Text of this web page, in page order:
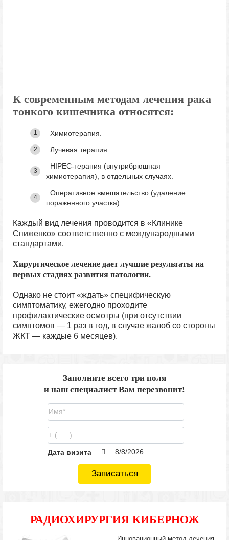
К современным методам лечения рака
тонкого кишечника относятся:
Химиотерапия.
Лучевая терапия.
HIPEC-терапия (внутрибрюшная
химиотерапия), в отдельных случаях.
Оперативное вмешательство (удаление
пораженного участка).
Каждый вид лечения проводится в «Клинике
Спиженко» соответственно с международными
стандартами.
Хирургическое лечение дает лучшие результаты на
первых стадиях развития патологии.
Однако не стоит «ждать» специфическую
симптоматику, ежегодно проходите
профилактические осмотры (при отсутствии
симптомов — 1 раз в год, в случае жалоб со стороны
ЖКТ — каждые 6 месяцев).
Заполните всего три поля
и наш специалист Вам перезвонит!
Дата визита
Записаться
РАДИОХИРУРГИЯ КИБЕРНОЖ